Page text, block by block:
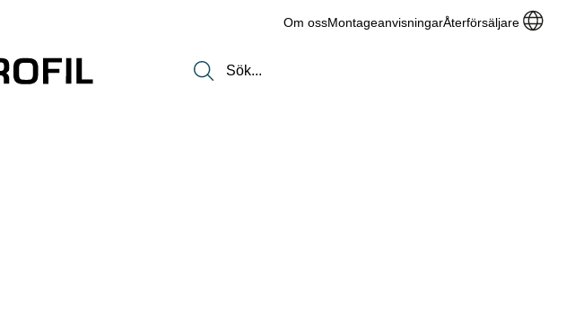
Om ossMontageanvisningarÅterförsäljare